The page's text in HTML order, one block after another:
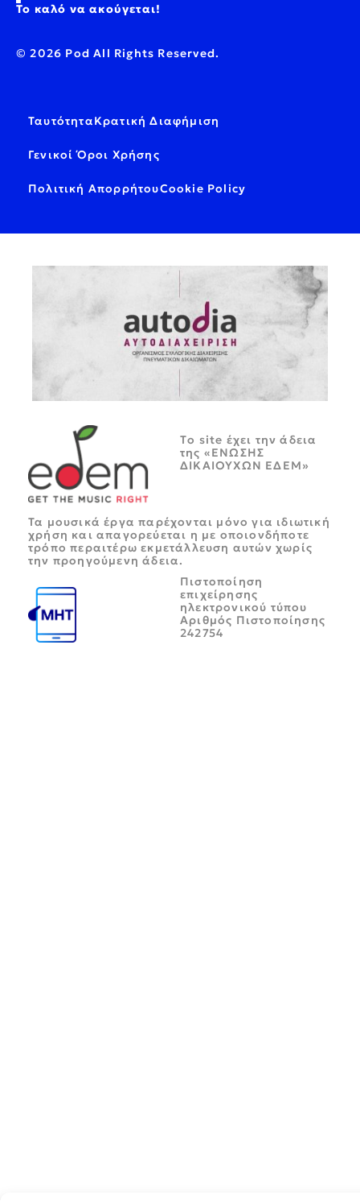
Το καλό να ακούγεται!
© 2026 Pod All Rights Reserved.
ΤαυτότηταΚρατική Διαφήμιση
Γενικοί Όροι Χρήσης
Πολιτική ΑπορρήτουCookie Policy
Tο site έχει την άδεια
της «ΕΝΩΣΗΣ
ΔΙΚΑΙΟΥΧΩΝ ΕΔΕΜ»
Τα μουσικά έργα παρέχονται μόνο για ιδιωτική
χρήση και απαγορεύεται η με οποιονδήποτε
τρόπο περαιτέρω εκμετάλλευση αυτών χωρίς
την προηγούμενη άδεια.
Πιστοποίηση
επιχείρησης
ηλεκτρονικού τύπου
Αριθμός Πιστοποίησης
242754